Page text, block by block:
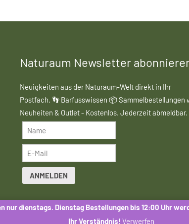
nur dienstags. Dienstag Bestellungen bis 12:00 Uhr
Ihr Verständnis! Verwerfen
Naturaum Newsletter
Neuigkeiten aus der Naturaum-Welt direkt in Ihr
Postfach. 👣 Barfusswissen 📦 Sammelbestellungen
Neuheiten & Outlet - Kostenlos. Jederzeit abmeldbar.
ANMELDEN
Mit der Anmeldung stimmen Sie dem Erhalt des
Naturaum-Newsletters zu. Eine Weitergabe Ihrer Daten